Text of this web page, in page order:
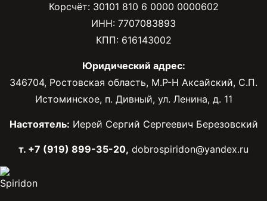
Корсчёт: 30101 810 6 0000 0000602
ИНН: 7707083893
КПП: 616143002
Юридический адрес:
346704, Ростовская область, М.Р-Н Аксайский, С.П.
Истоминское, п. Дивный, ул. Ленина, д. 11
Настоятель: Иерей Сергий Сергеевич Березовский
т. +7 (919) 899-35-20, dobrospiridon@yandex.ru